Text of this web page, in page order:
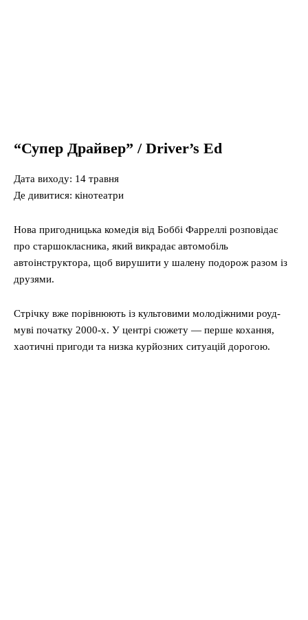
“Супер Драйвер” / Driver’s Ed
Дата виходу: 14 травня
Де дивитися: кінотеатри
Нова пригодницька комедія від Боббі Фарреллі розповідає
про старшокласника, який викрадає автомобіль
автоінструктора, щоб вирушити у шалену подорож разом із
друзями.
Стрічку вже порівнюють із культовими молодіжними роуд-
муві початку 2000-х. У центрі сюжету — перше кохання,
хаотичні пригоди та низка курйозних ситуацій дорогою.